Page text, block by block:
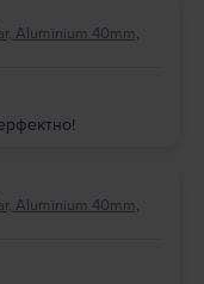
Aluminium 40mm,
Aluminium 40mm,